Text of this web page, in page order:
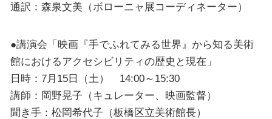
通訳：森泉文美（ボローニャ展コーディネーター）
●講演会「映画『手でふれてみる世界』から知る美術
館におけるアクセシビリティの歴史と現在」
日時：7月15日（土） 14:00～15:30
講師：岡野晃子（キュレーター、映画監督）
聞き手：松岡希代子（板橋区立美術館長）